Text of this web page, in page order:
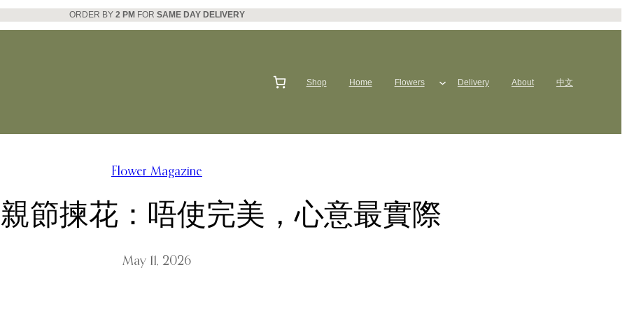
ORDER BY 2 PM FOR SAME DAY DELIVERY
Shop Home Flowers Delivery About 中文
Flower Magazine
節揀花：唔使完美，心意最實際
May 11, 2026